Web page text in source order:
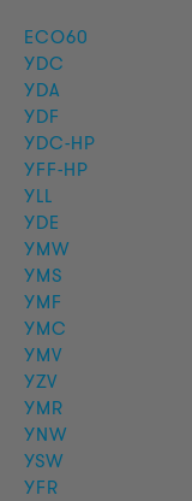
ECO60
YDC
YDA
YDF
YDC-HP
YFF-HP
YLL
YDE
YMW
YMS
YMF
YMC
YMV
YZV
YMR
YNW
YSW
YFR